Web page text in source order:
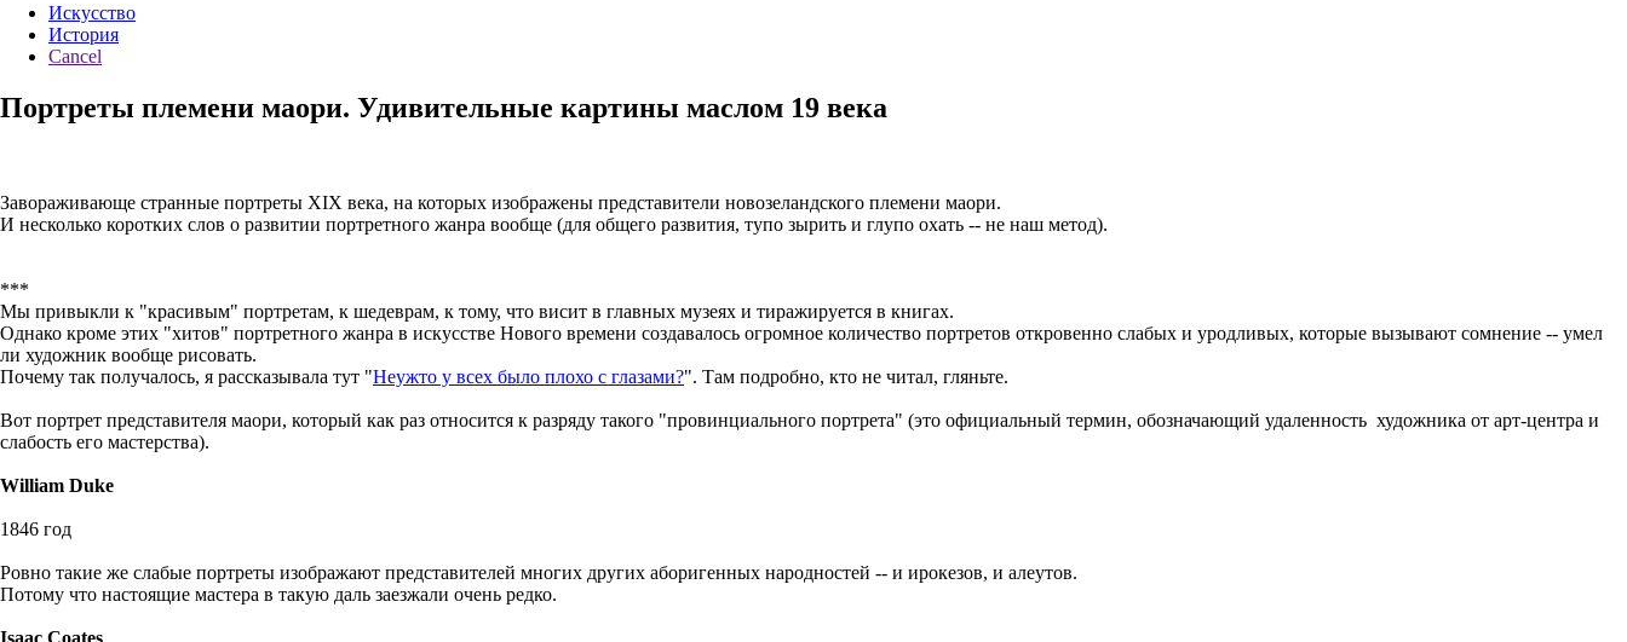
Искусство
История
Cancel
Портреты племени маори. Удивительные картины маслом 19 века
Завораживающе странные портреты XIX века, на которых изображены представители новозеландского племени маори.
И несколько коротких слов о развитии портретного жанра вообще (для общего развития, тупо зырить и глупо охать -- не наш метод).
***
Мы привыкли к "красивым" портретам, к шедеврам, к тому, что висит в главных музеях и тиражируется в книгах.
Однако кроме этих "хитов" портретного жанра в искусстве Нового времени создавалось огромное количество портретов откровенно слабых и уродливых, которые вызывают сомнение -- умел
ли художник вообще рисовать.
Почему так получалось, я рассказывала тут "Неужто у всех было плохо с глазами?". Там подробно, кто не читал, гляньте.
Вот портрет представителя маори, который как раз относится к разряду такого "провинциального портрета" (это официальный термин, обозначающий удаленность художника от арт-центра и
слабость его мастерства).
William Duke
1846 год
Ровно такие же слабые портреты изображают представителей многих других аборигенных народностей -- и ирокезов, и алеутов.
Потому что настоящие мастера в такую даль заезжали очень редко.
Isaac Coates